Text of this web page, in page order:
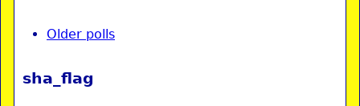
Older polls
sha_flag